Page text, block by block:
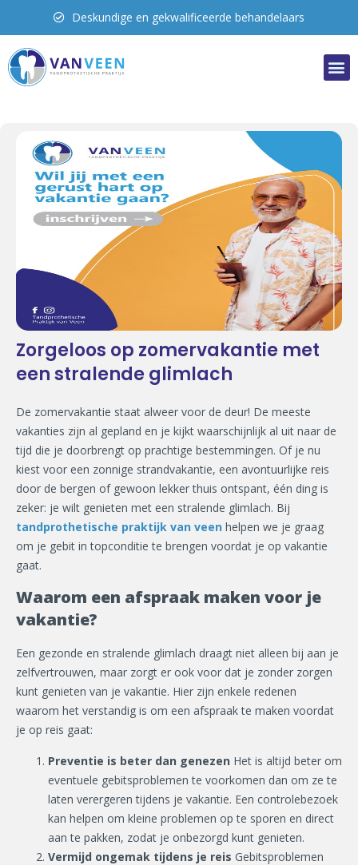
Uitgebreide oplossingen
Zorgeloos op zomervakantie met
een stralende glimlach
De zomervakantie staat alweer voor de deur! De meeste
vakanties zijn al gepland en je kijkt waarschijnlijk al uit naar de
tijd die je doorbrengt op prachtige bestemmingen. Of je nu
kiest voor een zonnige strandvakantie, een avontuurlijke reis
door de bergen of gewoon lekker thuis ontspant, één ding is
zeker: je wilt genieten met een stralende glimlach. Bij
tandprothetische praktijk van veen helpen we je graag
om je gebit in topconditie te brengen voordat je op vakantie
gaat.
Waarom een afspraak maken voor je
vakantie?
Een gezonde en stralende glimlach draagt niet alleen bij aan je
zelfvertrouwen, maar zorgt er ook voor dat je zonder zorgen
kunt genieten van je vakantie. Hier zijn enkele redenen
waarom het verstandig is om een afspraak te maken voordat
je op reis gaat:
Preventie is beter dan genezen Het is altijd beter om
eventuele gebitsproblemen te voorkomen dan om ze te
laten verergeren tijdens je vakantie. Een controlebezoek
kan helpen om kleine problemen op te sporen en direct
aan te pakken, zodat je onbezorgd kunt genieten.
Vermijd ongemak tijdens je reis Gebitsproblemen